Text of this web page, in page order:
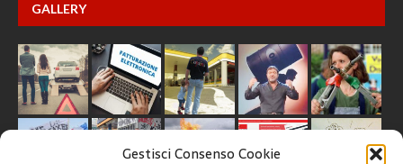
Gestisci Consenso Cookie
GALLERY